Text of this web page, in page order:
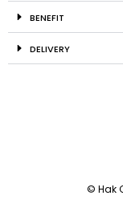
BENEFIT
DELIVERY
© Hak